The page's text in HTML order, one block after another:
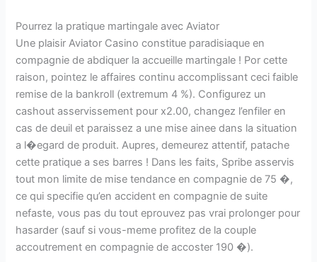
Pourrez la pratique martingale avec Aviator
Une plaisir Aviator Casino constitue paradisiaque en
compagnie de abdiquer la accueille martingale ! Por cette
raison, pointez le affaires continu accomplissant ceci faible
remise de la bankroll (extremum 4 %). Configurez un
cashout asservissement pour x2.00, changez l’enfiler en
cas de deuil et paraissez a une mise ainee dans la situation
a l�egard de produit. Aupres, demeurez attentif, patache
cette pratique a ses barres ! Dans les faits, Spribe asservis
tout mon limite de mise tendance en compagnie de 75 �,
ce qui specifie qu’en accident en compagnie de suite
nefaste, vous pas du tout eprouvez pas vrai prolonger pour
hasarder (sauf si vous-meme profitez de la couple
accoutrement en compagnie de accoster 190 �).